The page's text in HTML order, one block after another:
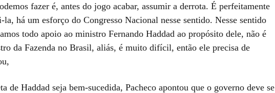
fazer é, antes do jogo acabar, assumir a derrota. É perfeitamente
há um esforço do Congresso Nacional nesse sentido. Nesse sentido
todo apoio ao ministro Fernando Haddad ao propósito dele, não é
da Fazenda no Brasil, aliás, é muito difícil, então ele precisa de
de Haddad seja bem-sucedida, Pacheco apontou que o governo deve se